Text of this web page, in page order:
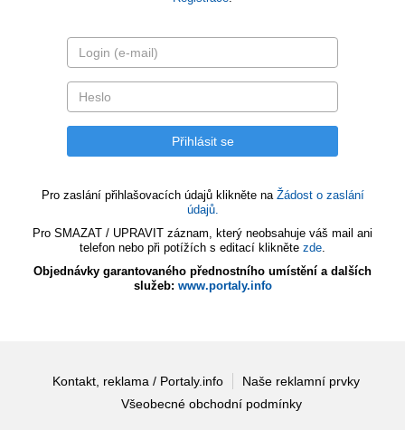
Pro zaslání přihlašovacích údajů klikněte na Žádost o zaslání
údajů.
Pro SMAZAT / UPRAVIT záznam, který neobsahuje váš mail ani
telefon nebo při potížích s editací klikněte zde.
Objednávky garantovaného přednostního umístění a dalších
služeb: www.portaly.info
Kontakt, reklama / Portaly.info
Naše reklamní prvky
Všeobecné obchodní podmínky